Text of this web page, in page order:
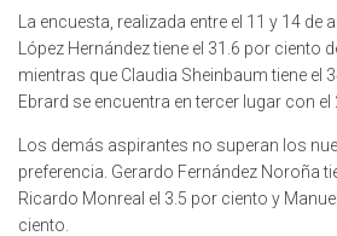
La encuesta, realizada entre el 11 y 14
López Hernández tiene el 31.6 por ciento
mientras que Claudia Sheinbaum tiene el
Ebrard se encuentra en tercer lugar con el
Los demás aspirantes no superan los
preferencia. Gerardo Fernández Noroña
Ricardo Monreal el 3.5 por ciento y
ciento.